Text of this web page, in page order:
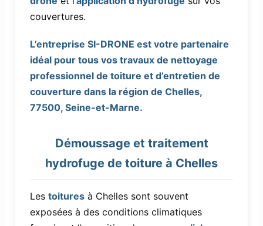
couvertures.
L’entreprise SI-DRONE est votre partenaire
idéal pour tous vos travaux de nettoyage
professionnel de toiture et d’entretien de
couverture dans la région de Chelles,
77500, Seine-et-Marne.
Démoussage et traitement
hydrofuge de toiture à Chelles
Les toituresà Chelles sont souvent
exposées à des conditions climatiques